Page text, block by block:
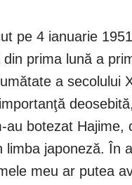
pe 4 ianuarie
prima lună a
a secolului
au botezat Hajime,
limba japoneză. În
meu ar putea